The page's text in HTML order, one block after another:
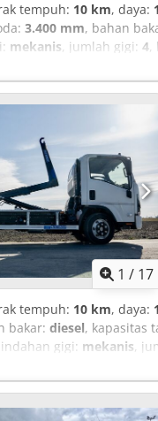
tempuh: 10 km, daya:
3.400 mm, bahan
mekanis, jumlah gigi: 4,
tetap jalur,
traksi, lampu kabut,
1 / 17
tempuh: 10 km, daya:
bakar: diesel, kapasitas
gigi: mekanis,
AdBlue, Bluetooth,
komputer
lengkap, sistem